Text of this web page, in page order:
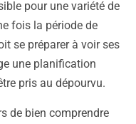
pour une variété de
fois la période de
se préparer à voir ses
une planification
pris au dépourvu.
de bien comprendre